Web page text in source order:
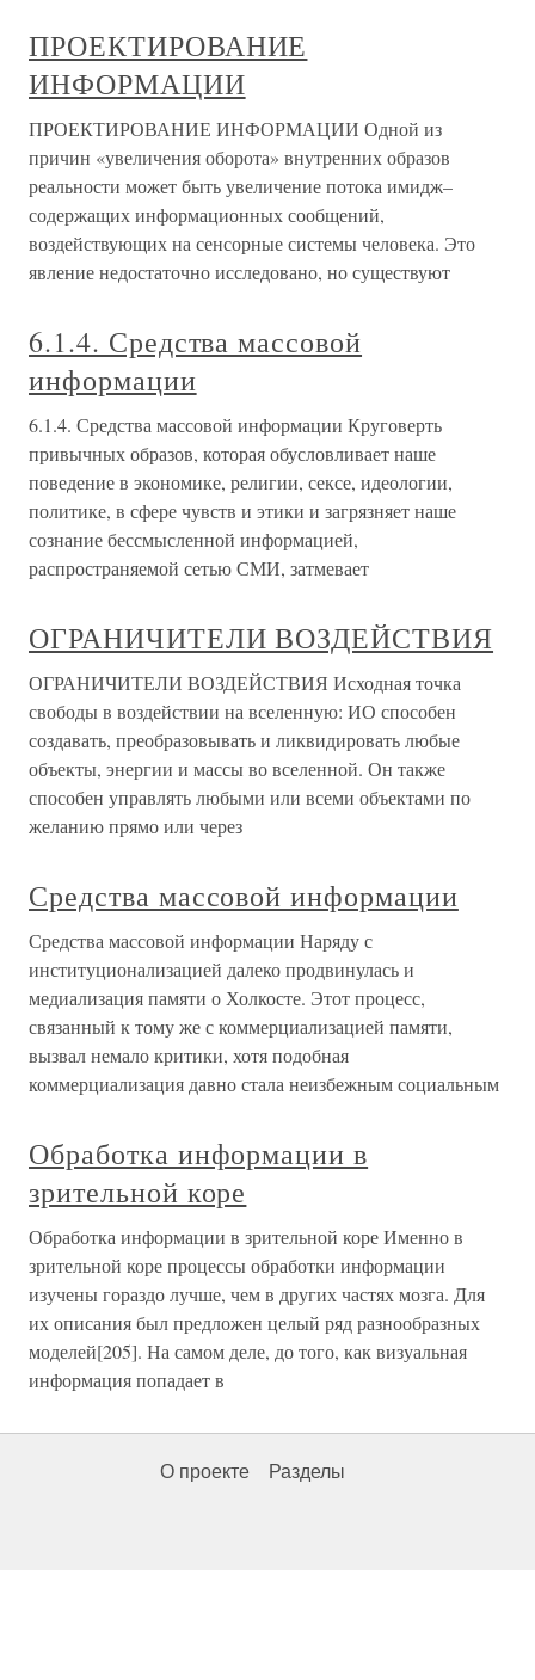
ПРОЕКТИРОВАНИЕ
ИНФОРМАЦИИ
ПРОЕКТИРОВАНИЕ ИНФОРМАЦИИ Одной из
причин «увеличения оборота» внутренних образов
реальности может быть увеличение потока имидж–
содержащих информационных сообщений,
воздействующих на сенсорные системы человека. Это
явление недостаточно исследовано, но существуют
6.1.4. Средства массовой
информации
6.1.4. Средства массовой информации Круговерть
привычных образов, которая обусловливает наше
поведение в экономике, религии, сексе, идеологии,
политике, в сфере чувств и этики и загрязняет наше
сознание бессмысленной информацией,
распространяемой сетью СМИ, затмевает
ОГРАНИЧИТЕЛИ ВОЗДЕЙСТВИЯ
ОГРАНИЧИТЕЛИ ВОЗДЕЙСТВИЯ Исходная точка
свободы в воздействии на вселенную: ИО способен
создавать, преобразовывать и ликвидировать любые
объекты, энергии и массы во вселенной. Он также
способен управлять любыми или всеми объектами по
желанию прямо или через
Средства массовой информации
Средства массовой информации Наряду с
институционализацией далеко продвинулась и
медиализация памяти о Холкосте. Этот процесс,
связанный к тому же с коммерциализацией памяти,
вызвал немало критики, хотя подобная
коммерциализация давно стала неизбежным социальным
Обработка информации в
зрительной коре
Обработка информации в зрительной коре Именно в
зрительной коре процессы обработки информации
изучены гораздо лучше, чем в других частях мозга. Для
их описания был предложен целый ряд разнообразных
моделей[205]. На самом деле, до того, как визуальная
информация попадает в
О проекте Разделы